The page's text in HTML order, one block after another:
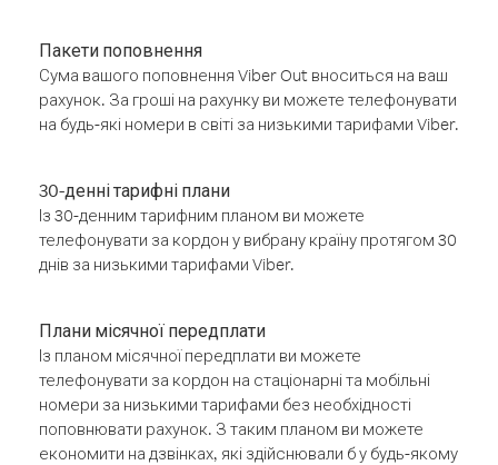
Пакети поповнення
Сума вашого поповнення Viber Out вноситься на ваш
рахунок. За гроші на рахунку ви можете телефонувати
на будь-які номери в світі за низькими тарифами Viber.
30-денні тарифні плани
Із 30-денним тарифним планом ви можете
телефонувати за кордон у вибрану країну протягом 30
днів за низькими тарифами Viber.
Плани місячної передплати
Із планом місячної передплати ви можете
телефонувати за кордон на стаціонарні та мобільні
номери за низькими тарифами без необхідності
поповнювати рахунок. З таким планом ви можете
економити на дзвінках, які здійснювали б у будь-якому